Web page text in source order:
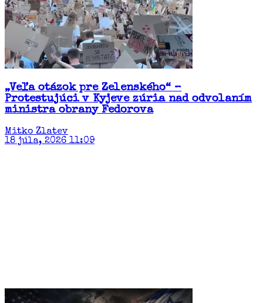
„Veľa otázok pre Zelenského“ –
Protestujúci v Kyjeve zúria nad odvolaním
ministra obrany Fedorova
Mitko Zlatev
18 júla, 2026 11:09